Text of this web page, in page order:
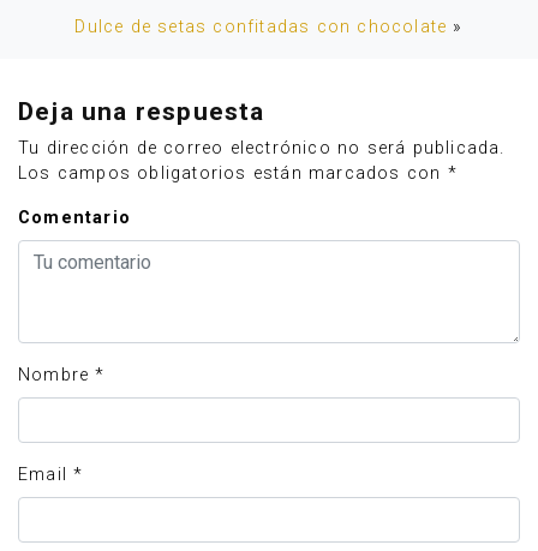
Dulce de setas confitadas con chocolate »
Deja una respuesta
Tu dirección de correo electrónico no será publicada.
Los campos obligatorios están marcados con *
Comentario
Nombre *
Email *